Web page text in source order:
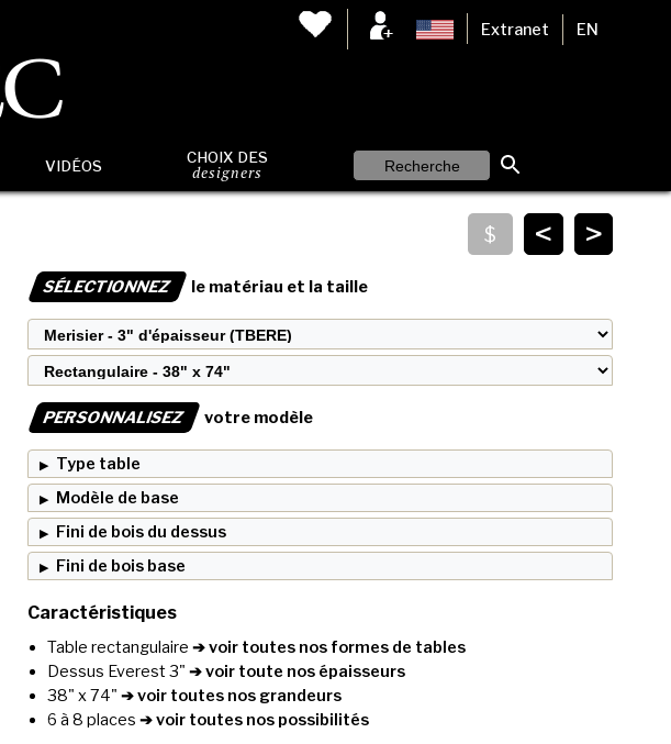
Extranet EN
VIDÉOS CHOIX DES
designers
>
<
SÉLECTIONNEZ le matériau et la taille
PERSONNALISEZ votre modèle
Type table
Modèle de base
Fini de bois du dessus
Fini de bois base
Caractéristiques
Table rectangulaire ➔ voir toutes nos formes de tables
Dessus Everest 3" ➔ voir toute nos épaisseurs
38" x 74" ➔ voir toutes nos grandeurs
6 à 8 places ➔ voir toutes nos possibilités